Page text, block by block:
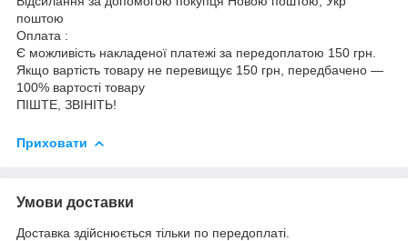
поштою
Оплата :
Є можливість накладеної платежі за передоплатою 150 грн.
Якщо вартість товару не перевищує 150 грн, передбачено —
100% вартості товару
ПІШТЕ, ЗВІНІТЬ!
Приховати
Умови доставки
Доставка здійснюється тільки по передоплаті.